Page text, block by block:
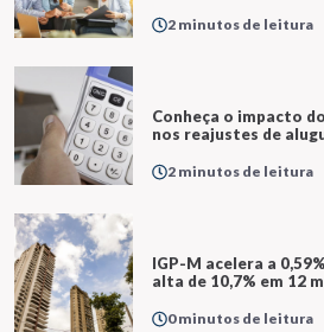
2 minutos de leitura
Conheça o impacto
nos reajustes de
2 minutos de leitura
IGP-M acelera a
alta de 10,7% em 12
0 minutos de leitura